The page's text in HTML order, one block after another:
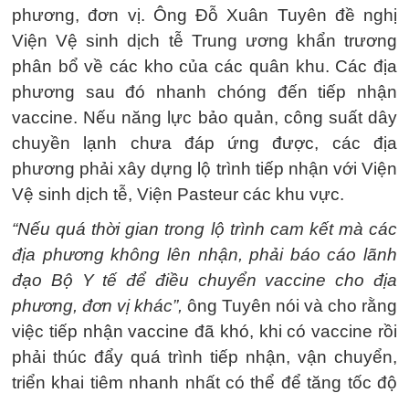
phương, đơn vị. Ông Đỗ Xuân Tuyên đề nghị
Viện Vệ sinh dịch tễ Trung ương khẩn trương
phân bổ về các kho của các quân khu. Các địa
phương sau đó nhanh chóng đến tiếp nhận
vaccine. Nếu năng lực bảo quản, công suất dây
chuyền lạnh chưa đáp ứng được, các địa
phương phải xây dựng lộ trình tiếp nhận với Viện
Vệ sinh dịch tễ, Viện Pasteur các khu vực.
“Nếu quá thời gian trong lộ trình cam kết mà các
địa phương không lên nhận, phải báo cáo lãnh
đạo Bộ Y tế để điều chuyển vaccine cho địa
phương, đơn vị khác”, ông Tuyên nói và cho rằng
việc tiếp nhận vaccine đã khó, khi có vaccine rồi
phải thúc đẩy quá trình tiếp nhận, vận chuyển,
triển khai tiêm nhanh nhất có thể để tăng tốc độ